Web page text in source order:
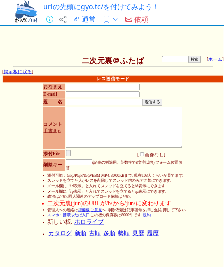
urlの先頭にgyo.tc/を付けてみよう！
通常
依頼